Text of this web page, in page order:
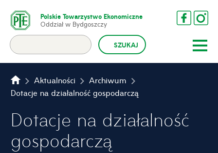
Polskie Towarzystwo Ekonomiczne
Oddział w Bydgoszczy
Aktualności
Archiwum
Dotacje na działalność gospodarczą
Dotacje na działalność
gospodarczą